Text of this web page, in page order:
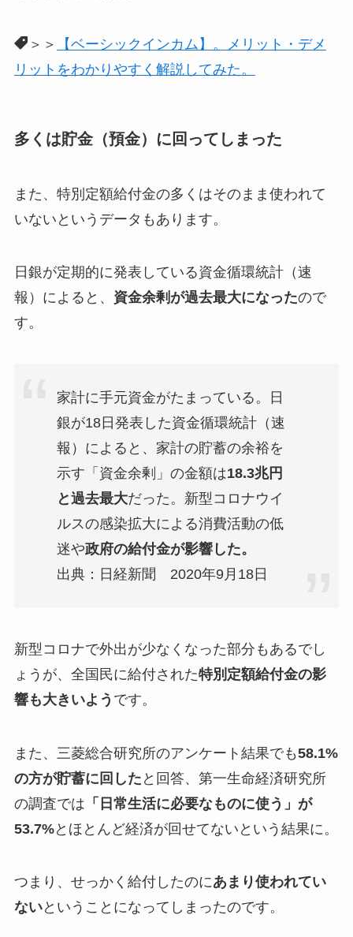
＞＞
【ベーシックインカム】。メリット・デメ
リットをわかりやすく解説してみた。
多くは貯金（預金）に回ってしまった
また、特別定額給付金の多くはそのまま使われて
いないというデータもあります。
日銀が定期的に発表している資金循環統計（速
報）によると、 資金余剰が過去最大になったので
す。
家計に手元資金がたまっている。日
銀が18日発表した資金循環統計（速
報）によると、家計の貯蓄の余裕を
示す「資金余剰」の金額は18.3兆円
と過去最大だった。新型コロナウイ
ルスの感染拡大による消費活動の低
迷や政府の給付金が影響した。
出典：日経新聞 2020年9月18日
新型コロナで外出が少なくなった部分もあるでし
ょうが、全国民に給付された特別定額給付金の影
響も大きいよう です。
また、三菱総合研究所のアンケート結果でも58.1%
の方が貯蓄に回した と回答、第一生命経済研究所
の調査では 「日常生活に必要なものに使う」が
53.7%とほとんど経済が回せてないという結果に。
つまり、せっかく給付したのにあまり使われてい
ないということになってしまったのです。